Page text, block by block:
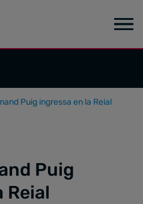
Puig ingressa en la Reial
Puig
Reial